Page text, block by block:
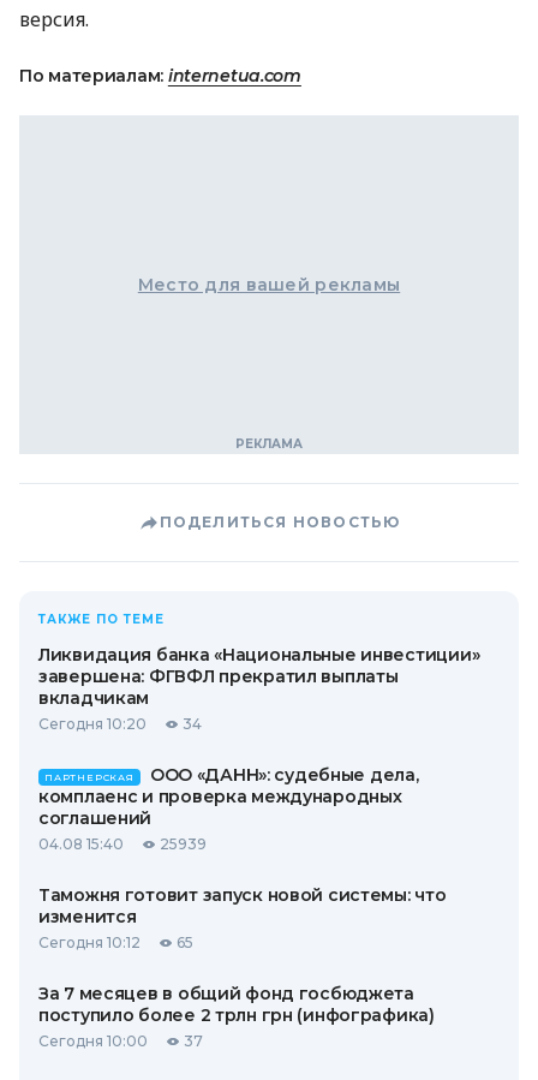
версия.
По материалам: internetua.com
Место для вашей рекламы
ПОДЕЛИТЬСЯ НОВОСТЬЮ
ТАКЖЕ ПО ТЕМЕ
Ликвидация банка «Национальные инвестиции»
завершена: ФГВФЛ прекратил выплаты
вкладчикам
Сегодня 10:20 34
ПАРТНЕРСКАЯ
ООО «ДАНН»: судебные дела,
комплаенс и проверка международных
соглашений
04.08 15:40 25939
Таможня готовит запуск новой системы: что
изменится
Сегодня 10:12 65
За 7 месяцев в общий фонд госбюджета
поступило более 2 трлн грн (инфографика)
Сегодня 10:00 37